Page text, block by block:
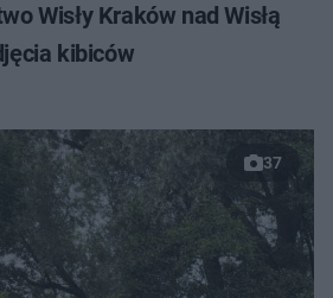
Wisły Kraków nad Wisłą
kibiców
37